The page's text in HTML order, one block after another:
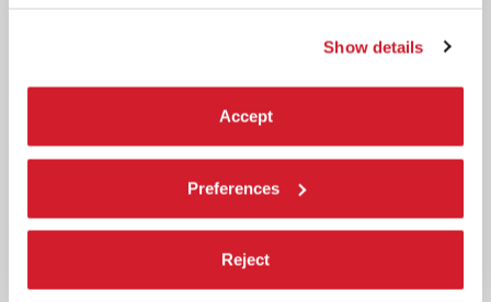
Show details
Accept
Preferences
Reject